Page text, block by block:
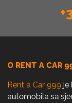
O RENT A CAR
Rent a Car 999 je
automobila sa